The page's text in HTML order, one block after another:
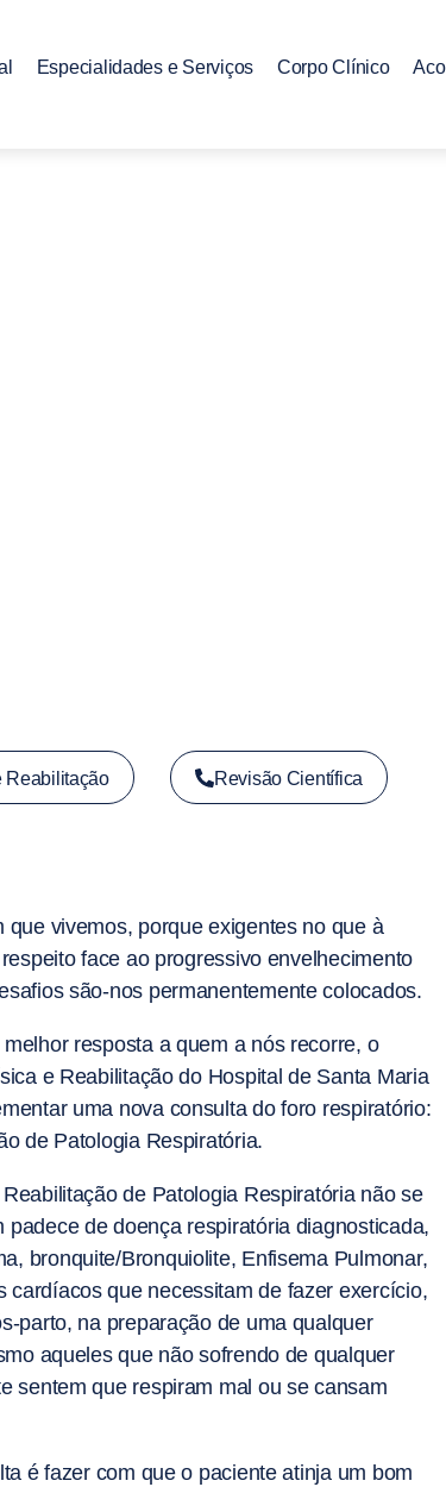
Especialidades e Serviços Corpo Clínico
Reabilitação Revisão Científica
que vivemos, porque exigentes no que à
face ao progressivo envelhecimento
são-nos permanentemente colocados.
resposta a quem a nós recorre, o
e Reabilitação do Hospital de Santa Maria
uma nova consulta do foro respiratório:
de Patologia Respiratória.
de Patologia Respiratória não se
padece de doença respiratória diagnosticada,
bronquite/Bronquiolite, Enfisema Pulmonar,
cardíacos que necessitam de fazer exercício,
parto, na preparação de uma qualquer
aqueles que não sofrendo de qualquer
sentem que respiram mal ou se cansam
é fazer com que o paciente atinja um bom